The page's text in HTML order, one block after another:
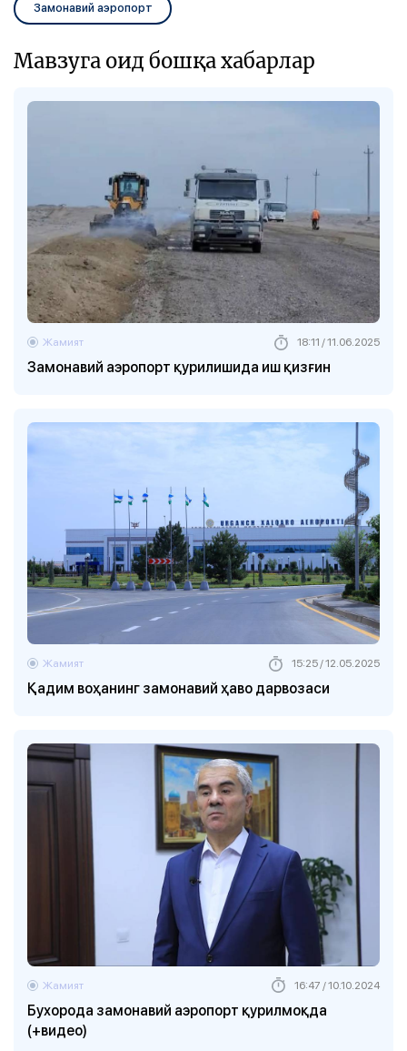
Замонавий аэропорт
Мавзуга оид бошқа хабарлар
Замонавий аэропорт қурилишида иш қизғин
Жамият 18:11 / 11.06.2025
Қадим воҳанинг замонавий ҳаво дарвозаси
Жамият 15:25 / 12.05.2025
Бухорода замонавий аэропорт қурилмоқда
(+видео)
Жамият 16:47 / 10.10.2024